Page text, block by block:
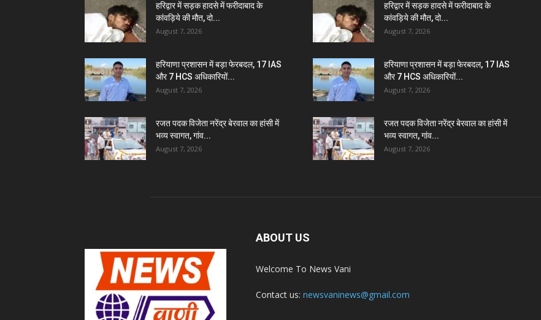
हरिद्वार में सड़क हादसे में फरीदाबाद के
कांवड़िये की मौत, दो...
August 7, 2026
हरियाणा प्रशासन में बड़ा फेरबदल, 17 IAS
और 7 HCS अधिकारियों...
August 7, 2026
रजत पदक विजेता नरेंद्र बेरवाल का हांसी में
भव्य स्वागत, गांव...
August 7, 2026
हरिद्वार में सड़क हादसे में फरीदाबाद के
कांवड़िये की मौत, दो...
August 7, 2026
हरियाणा प्रशासन में बड़ा फेरबदल, 17 IAS
और 7 HCS अधिकारियों...
August 7, 2026
रजत पदक विजेता नरेंद्र बेरवाल का हांसी में
भव्य स्वागत, गांव...
August 7, 2026
ABOUT US
Welcome To News Vani
Contact us: newsvaninews@gmail.com